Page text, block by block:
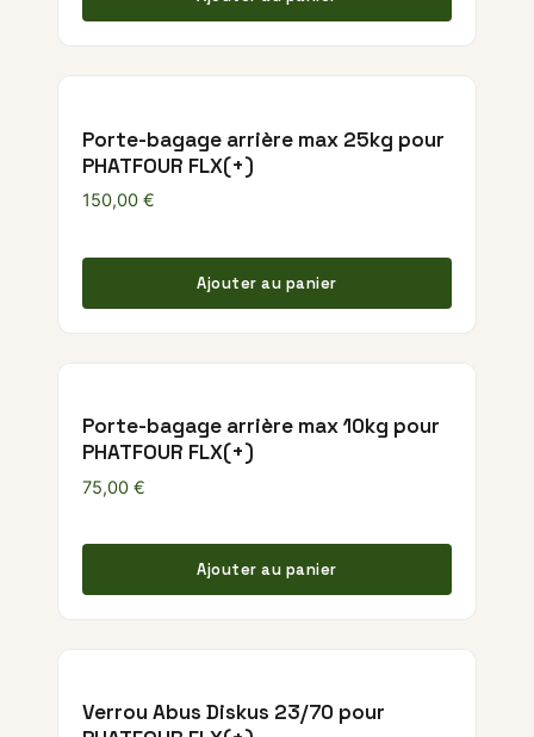
Porte-bagage arrière max 25kg pour
PHATFOUR FLX(+)
150,00 €
Ajouter au panier
Porte-bagage arrière max 10kg pour
PHATFOUR FLX(+)
75,00 €
Ajouter au panier
Verrou Abus Diskus 23/70 pour